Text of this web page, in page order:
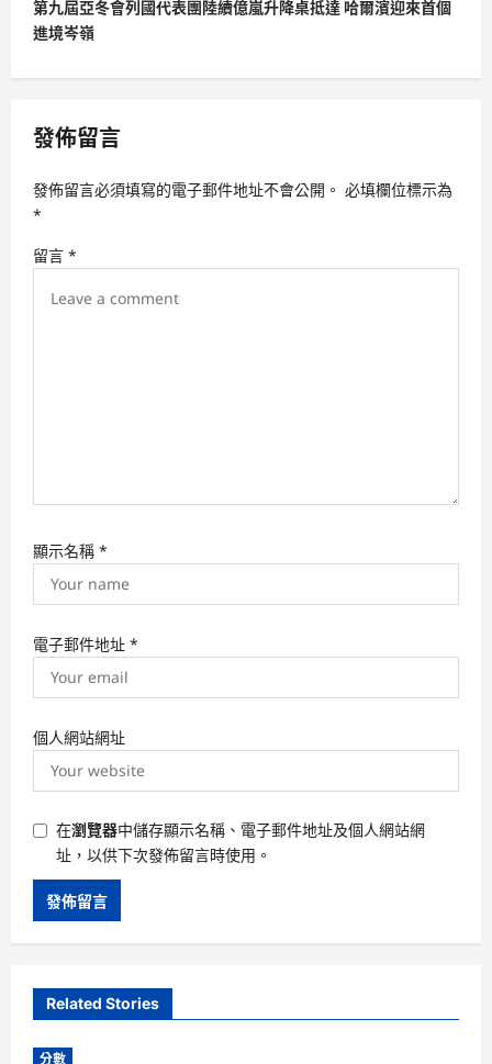
n
a
i
a
t
i
第九屆亞冬會列國代表團陸續億嵐升降桌抵達 哈爾濱迎來首個
進境岑嶺
發佈留言
發佈留言必須填寫的電子郵件地址不會公開。 必填欄位標示為
*
留言 *
顯示名稱 *
電子郵件地址 *
個人網站網址
在瀏覽器中儲存顯示名稱、電子郵件地址及個人網站網
址，以供下次發佈留言時使用。
Related Stories
分數